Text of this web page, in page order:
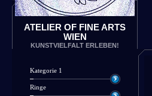
ATELIER OF FINE ARTS
WIEN
KUNSTVIELFALT ERLEBEN!
Kategorie 1
Ringe